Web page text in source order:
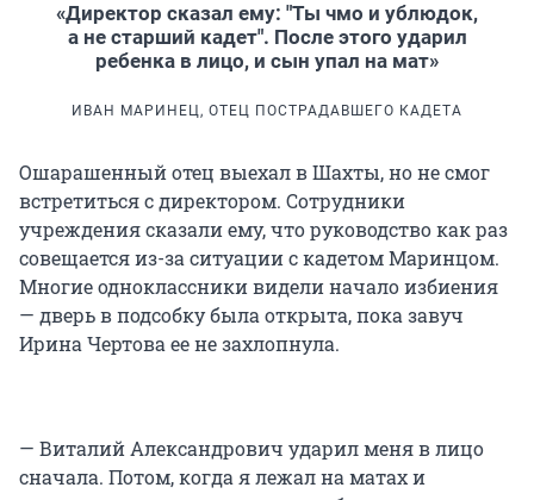
«Директор сказал ему: "Ты чмо и ублюдок,
а не старший кадет". После этого ударил
ребенка в лицо, и сын упал на мат»
ИВАН МАРИНЕЦ, ОТЕЦ ПОСТРАДАВШЕГО КАДЕТА
Ошарашенный отец выехал в Шахты, но не смог
встретиться с директором. Сотрудники
учреждения сказали ему, что руководство как раз
совещается из-за ситуации с кадетом Маринцом.
Многие одноклассники видели начало избиения
— дверь в подсобку была открыта, пока завуч
Ирина Чертова ее не захлопнула.
— Виталий Александрович ударил меня в лицо
сначала. Потом, когда я лежал на матах и